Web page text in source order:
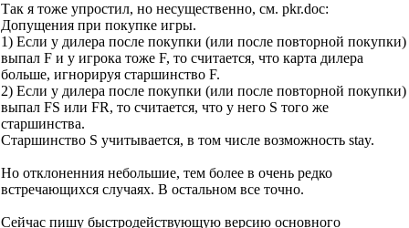
Так я тоже упростил, но несущественно, см. pkr.doc:
Допущения при покупке игры.
1) Если у дилера после покупки (или после повторной покупки)
выпал F и у игрока тоже F, то считается, что карта дилера
больше, игнорируя старшинство F.
2) Если у дилера после покупки (или после повторной покупки)
выпал FS или FR, то считается, что у него S того же
старшинства.
Старшинство S учитывается, в том числе возможность stay.
Но отклоненния небольшие, тем более в очень редко
встречающихся случаях. В остальном все точно.
Сейчас пишу быстродействующую версию основного